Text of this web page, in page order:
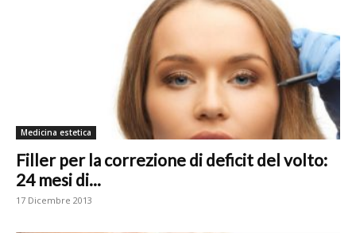
Medicina estetica
Filler per la correzione di deficit del volto:
24 mesi di...
17 Dicembre 2013